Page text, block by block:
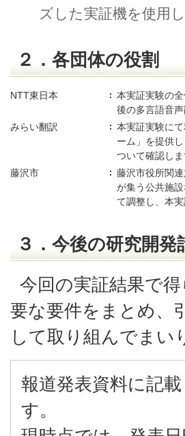
ズした実証機を使用し
２．各団体の役割
NTT東日本
本実証実験の
後の多言語音
みらい翻訳
本実証実験に
ーム」を提供
ついて確認しま
藤沢市
藤沢市役所関
が集う公共施
て調整し、本
３．今後の研究開発
今回の実証結果で
要な要件をまとめ、
して取り組んでまい
報道発表資料に記
す。